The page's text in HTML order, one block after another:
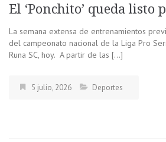
El ‘Ponchito’ queda listo
La semana extensa de entrenamientos
del campeonato nacional de la Liga Pro
Runa SC, hoy. A partir de las […]
5 julio, 2026 Deportes